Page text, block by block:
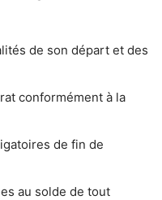
de son départ et des
conformément à la
de fin de
au solde de tout